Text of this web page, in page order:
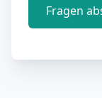
Fragen